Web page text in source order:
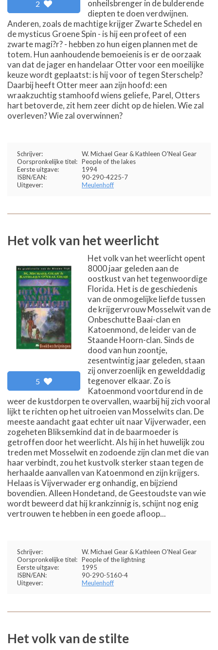
2
onheilsbrenger in de bulderende
diepten te doen verdwijnen.
Anderen, zoals de machtige krijger Zwarte Schedel en
de mysticus Groene Spin - is hij een profeet of een
zwarte magi?r? - hebben zo hun eigen plannen met de
totem. Hun aanhoudende bemoeienis is er de oorzaak
van dat de jager en handelaar Otter voor een moeilijke
keuze wordt geplaatst: is hij voor of tegen Sterschelp?
Daarbij heeft Otter meer aan zijn hoofd: een
wraakzuchtig stamhoofd wiens geliefe, Parel, Otters
hart betoverde, zit hem zeer dicht op de hielen. Wie zal
overleven? Wie zal overwinnen?
Schrijver:
W. Michael Gear & Kathleen O'Neal Gear
Oorspronkelijke titel: People of the lakes
Eerste uitgave:
1994
ISBN/EAN:
90-290-4225-7
Uitgever:
Meulenhoff
Het volk van het weerlicht
5
Het volk van het weerlicht opent
8000 jaar geleden aan de
oostkust van het tegenwoordige
Florida. Het is de geschiedenis
van de onmogelijke liefde tussen
de krijgervrouw Mosselwit van de
Onbeschutte Baai-clan en
Katoenmond, de leider van de
Staande Hoorn-clan. Sinds de
dood van hun zoontje,
zesentwintig jaar geleden, staan
zij onverzoenlijk en gewelddadig
tegenover elkaar. Zo is
Katoenmond voortdurend in de
weer de kustdorpen te overvallen, waarbij hij zich vooral
lijkt te richten op het uitroeien van Mosselwits clan. De
meeste aandacht gaat echter uit naar Vijverwader, een
zogeheten Bliksemkind dat in de baarmoeder is
getroffen door het weerlicht. Als hij in het huwelijk zou
treden met Mosselwit en zodoende zijn clan met die van
haar verbindt, zou het kustvolk sterker staan tegen de
herhaalde aanvallen van Katoenmond en zijn krijgers.
Helaas is Vijverwader erg onhandig, en bijziend
bovendien. Alleen Hondetand, de Geestoudste van wie
wordt beweerd dat hij krankzinnig is, schijnt nog enig
vertrouwen te hebben in een goede afloop...
Schrijver:
W. Michael Gear & Kathleen O'Neal Gear
Oorspronkelijke titel: People of the lightning
Eerste uitgave:
1995
ISBN/EAN:
90-290-5160-4
Uitgever:
Meulenhoff
Het volk van de stilte